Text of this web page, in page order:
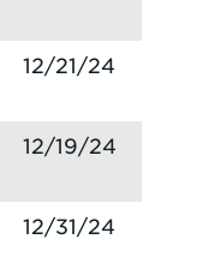
12/21/24
12/19/24
12/31/24